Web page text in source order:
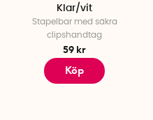
Klar/vit
Stapelbar med säkra
clipshandtag
59 kr
Köp